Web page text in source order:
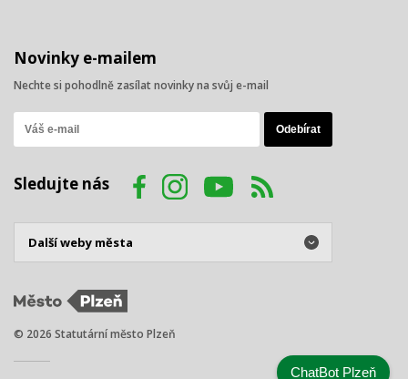
Novinky e-mailem
Nechte si pohodlně zasílat novinky na svůj e-mail
Sledujte nás
© 2026 Statutární město Plzeň
ChatBot Plzeň